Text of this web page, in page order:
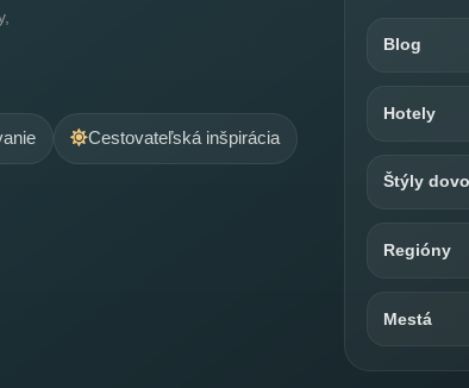
Cestovateľská inšpirácia
Blog
Hotely
Štýly
Regióny
Mestá